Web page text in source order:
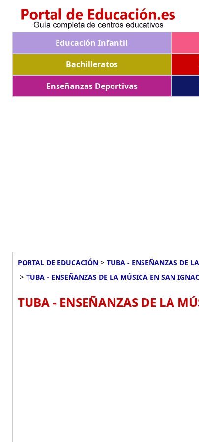
Educación Infantil
Bachilleratos
Enseñanzas Deportivas
PORTAL DE EDUCACIÓN > TUBA - ENSEÑANZAS DE
> TUBA - ENSEÑANZAS DE LA MÚSICA EN SAN
TUBA - ENSEÑANZAS DE LA